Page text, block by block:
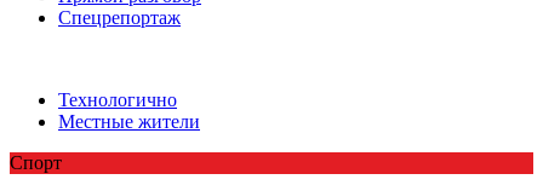
Спецрепортаж
Технологично
Местные жители
Спорт